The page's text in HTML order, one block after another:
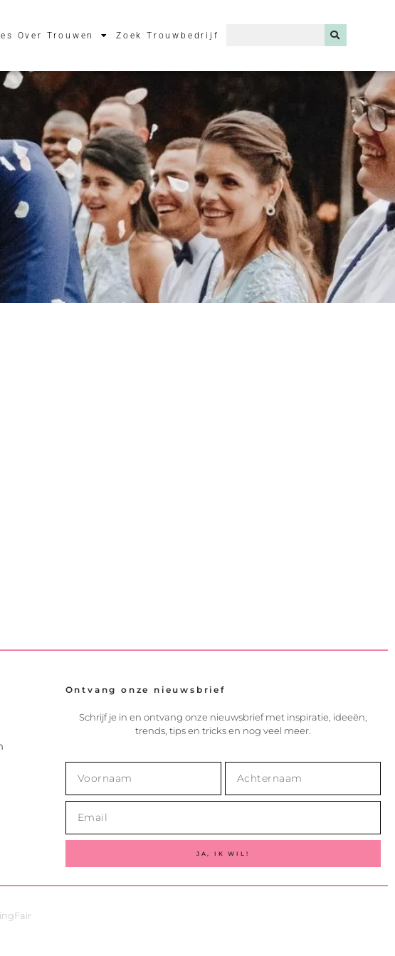
Over Trouwen Zoek Trouwbedrijf
Ontvang onze nieuwsbrief
Schrijf je in en ontvang onze nieuwsbrief met inspiratie, ideeën,
trends, tips en tricks en nog veel meer.
JA, IK WIL!